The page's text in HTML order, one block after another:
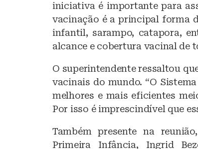
iniciativa é importante para
vacinação é a principal forma
infantil, sarampo, catapora,
alcance e cobertura vacinal de
O superintendente ressaltou
vacinais do mundo. “O
melhores e mais eficientes
Por isso é imprescindível que
Também presente na
Primeira Infância, Ingrid